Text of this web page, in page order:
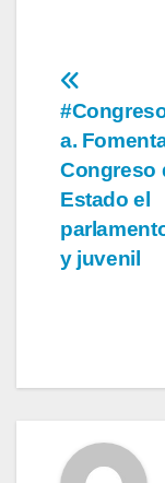
de
a.
Congreso
Estado el
y juvenil